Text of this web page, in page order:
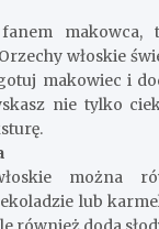
włoskie
makowiec i
nie tylko
można
lub